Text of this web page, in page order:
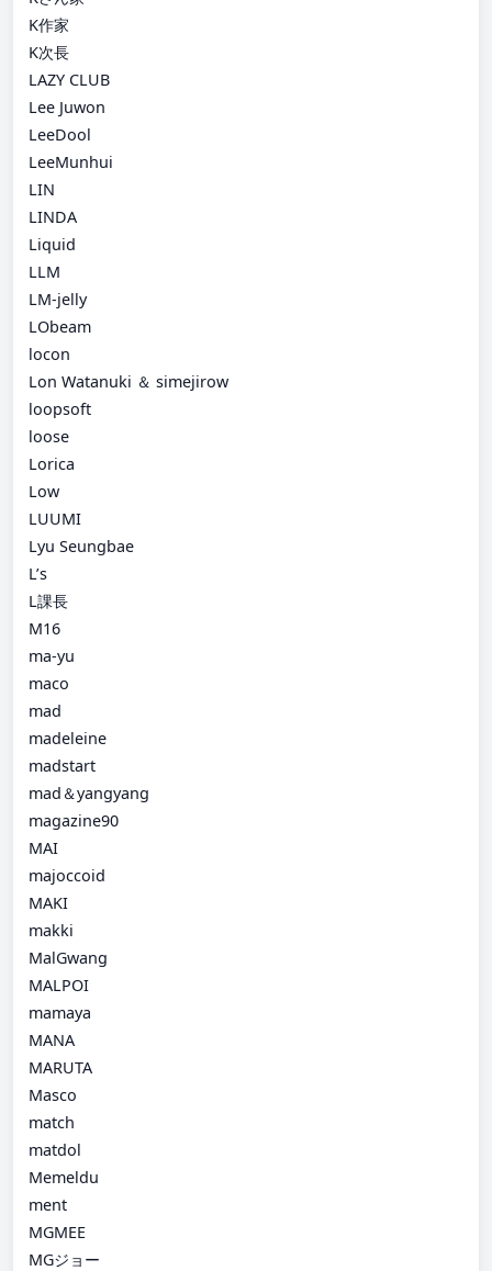
K作家
K次長
LAZY CLUB
Lee Juwon
LeeDool
LeeMunhui
LIN
LINDA
Liquid
LLM
LM-jelly
LObeam
locon
Lon Watanuki ＆ simejirow
loopsoft
loose
Lorica
Low
LUUMI
Lyu Seungbae
L’s
L課長
M16
ma-yu
maco
mad
madeleine
madstart
mad＆yangyang
magazine90
MAI
majoccoid
MAKI
makki
MalGwang
MALPOI
mamaya
MANA
MARUTA
Masco
match
matdol
Memeldu
ment
MGMEE
MGジョー